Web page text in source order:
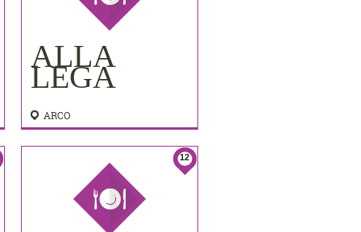
ALLA
LEGA
ARCO
12